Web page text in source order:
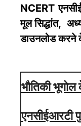
NCERT
मूल सिद्धांत,
डाउनलोड करने
भौतिकी भूगोल
एनसीईआरटी